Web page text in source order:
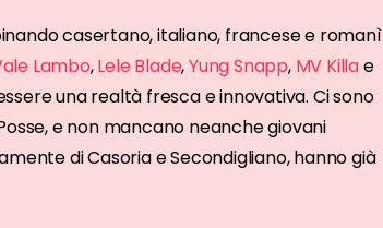
casertano, italiano, francese e romanì
Lambo,Lele Blade,Yung Snapp, MV Killae
una realtà fresca e innovativa. Ci sono
e non mancano neanche giovani
di Casoria e Secondigliano, hanno già